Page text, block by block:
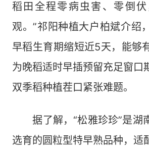
稻田全程零病虫害、零倒
观。”祁阳种植大户柏斌介绍
早稻生育期缩短近5天，能够
为晚稻适时早插预留充足窗口
双季稻种植茬口紧张难题。
据了解，“松雅珍珍”是湖
选育的圆粒型特早熟品种，适